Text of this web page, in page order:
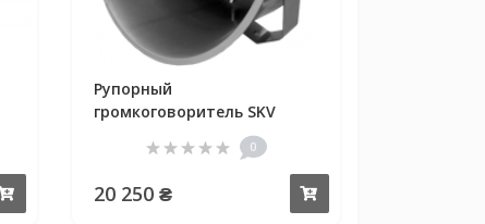
Рупорный
громкоговоритель SKV
0
20 250 ₴